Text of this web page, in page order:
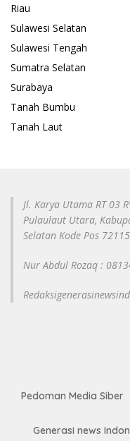
Riau
Sulawesi Selatan
Sulawesi Tengah
Sumatra Selatan
Surabaya
Tanah Bumbu
Tanah Laut
Jl. Karya Utama RT 03
Pulaulaut Utara,
Selatan Kode Pos 72115
Nur Abdul Rozaq :
Pedoman Media Siber
Generasi news